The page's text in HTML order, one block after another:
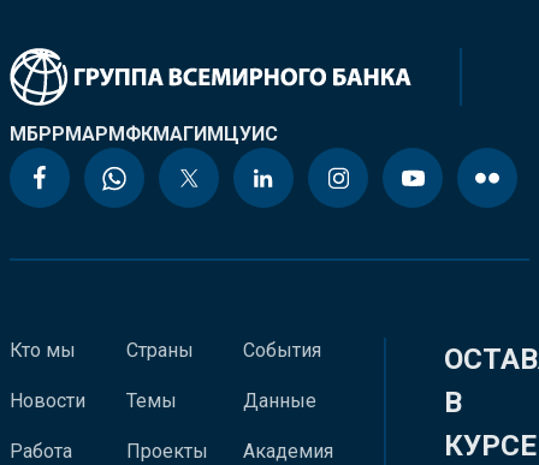
МБРРМАРМФКМАГИМЦУИС
Кто мы
Новости
Работа
Страны
Темы
Проекты
События
Данные
Академия
В
КУРСЕ